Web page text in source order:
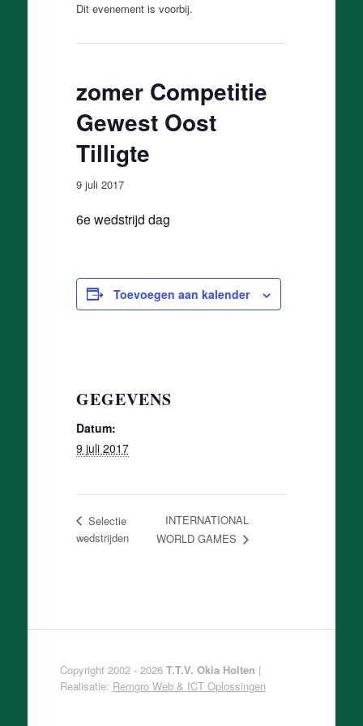
Dit evenement is voorbij.
zomer Competitie
Gewest Oost
Tilligte
9 juli 2017
6e wedstrijd dag
Toevoegen aan kalender
GEGEVENS
Datum:
9 juli 2017
Selectie
wedstrijden
INTERNATIONAL
WORLD GAMES
Copyright 2002 - 2026 T.T.V. Okia Holten |
Realisatie: Remgro Web & ICT Oplossingen